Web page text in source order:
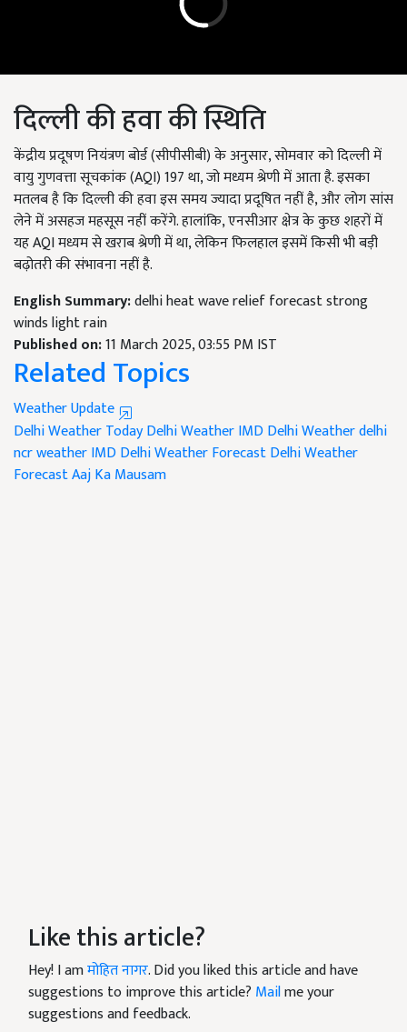
दिल्ली की हवा की स्थिति
केंद्रीय प्रदूषण नियंत्रण बोर्ड (सीपीसीबी) के अनुसार, सोमवार को दिल्ली में
वायु गुणवत्ता सूचकांक (AQI) 197 था, जो मध्यम श्रेणी में आता है. इसका
मतलब है कि दिल्ली की हवा इस समय ज्यादा प्रदूषित नहीं है, और लोग सांस
लेने में असहज महसूस नहीं करेंगे. हालांकि, एनसीआर क्षेत्र के कुछ शहरों में
यह AQI मध्यम से खराब श्रेणी में था, लेकिन फिलहाल इसमें किसी भी बड़ी
बढ़ोतरी की संभावना नहीं है.
English Summary:delhi heat wave relief forecast strong
winds light rain
Published on:11 March 2025, 03:55 PM IST
Related Topics
Weather Update
Delhi WeatherToday Delhi WeatherIMD Delhi Weatherdelhi
ncr weatherIMD Delhi Weather ForecastDelhi Weather
ForecastAaj Ka Mausam
Like this article?
Hey! I amमोहित नागर. Did you liked this article and have
suggestions to improve this article? Mailme your
suggestions and feedback.